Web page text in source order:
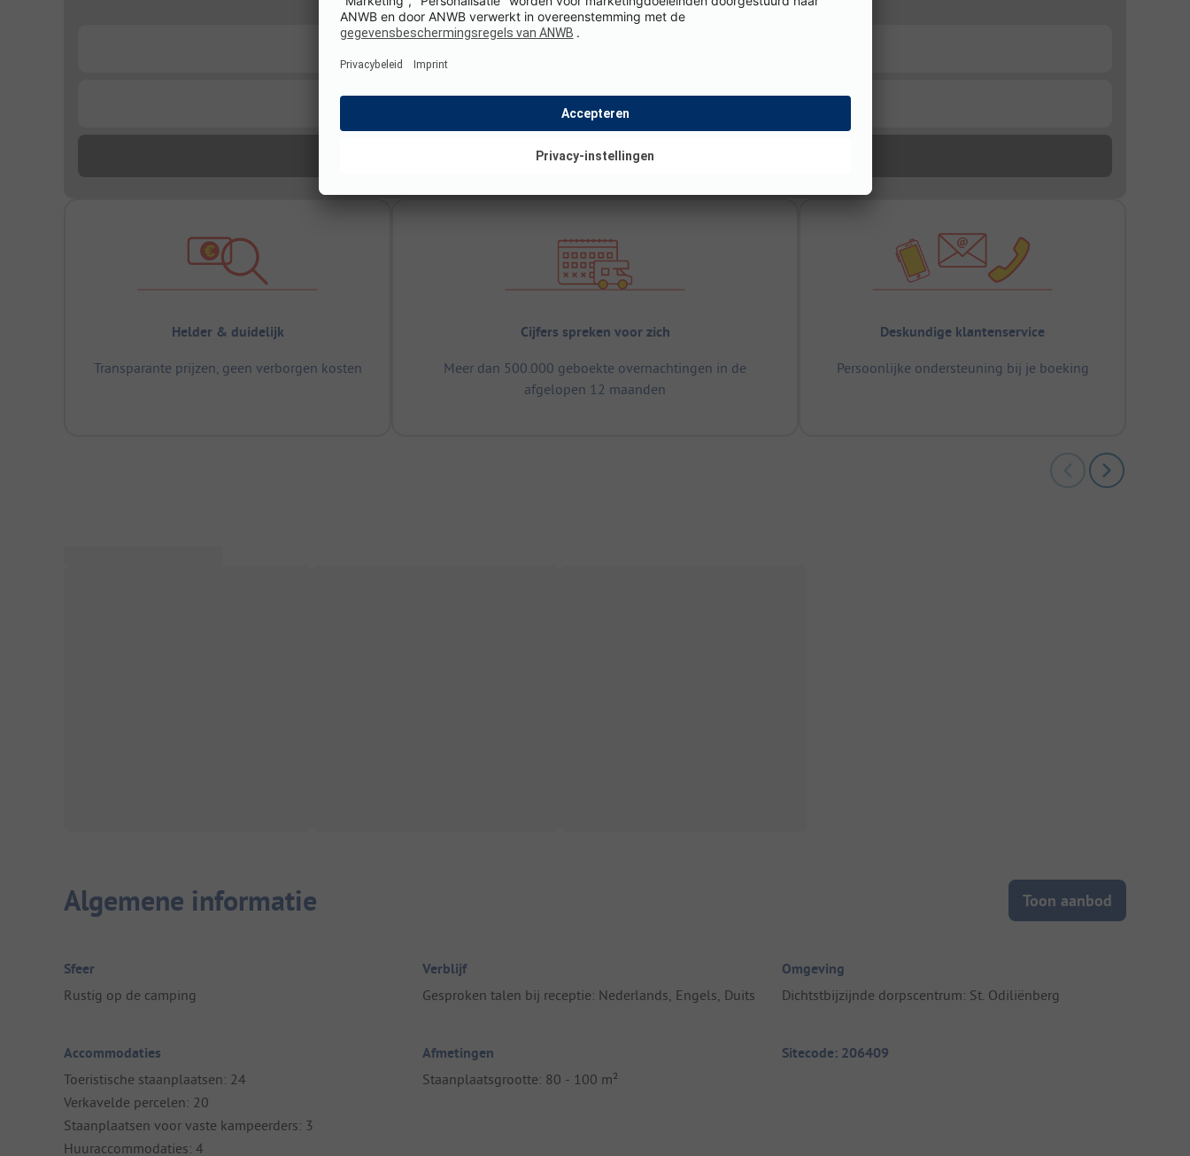
Helder & duidelijk
Transparante prijzen, geen verborgen kosten
Cijfers spreken voor zich
Meer dan 500.000 geboekte overnachtingen in de
afgelopen 12 maanden
Deskundige klantenservice
Persoonlijke ondersteuning bij je boeking
Algemene informatie Toon aanbod
Sfeer
Rustig op de camping
Accommodaties
Toeristische staanplaatsen: 24
Verkavelde percelen: 20
Staanplaatsen voor vaste kampeerders: 3
Huuraccommodaties: 4
Verblijf
Gesproken talen bij receptie: Nederlands, Engels, Duits
Afmetingen
Staanplaatsgrootte: 80 - 100 m²
Omgeving
Dichtstbijzijnde dorpscentrum: St. Odiliënberg
Sitecode: 206409